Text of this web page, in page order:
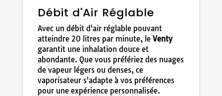
Débit d'Air Réglable
Avec un débit d'air réglable pouvant
atteindre 20 litres par minute, le Venty
garantit une inhalation douce et
abondante. Que vous préfériez des nuages
de vapeur légers ou denses, ce
vaporisateur s'adapte à vos préférences
pour une expérience personnalisée.